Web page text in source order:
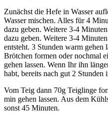
Zunächst die Hefe in Wasser
Wasser mischen. Alles für 4
dazu geben. Weitere 3-4
dazu geben. Weitere 3-4
entsteht. 3 Stunden warm gehen
Brötchen formen oder nochmal
gehen lassen. Wenn Ihr ihn
habt, bereits nach gut 2 Stunden
Vom Teig dann 70g Teiglinge
min gehen lassen. Aus dem
sonst 45 Minuten.